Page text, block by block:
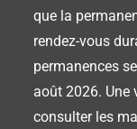
que la
rendez-vous
permanences
août 2026. Une
consulter les